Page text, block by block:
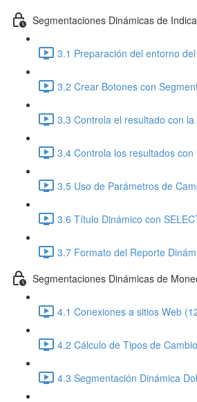
Segmentaciones Dinámicas de
3.1 Preparación del entorno
3.2 Crear Botones con
3.3 Controla el resultado con
3.4 Controla los resultados
3.5 Uso de Parámetros de
3.6 Título Dinámico con
3.7 Formato del Reporte
Segmentaciones Dinámicas de
4.1 Conexiones a sitios Web
4.2 Cálculo de Tipos de
4.3 Segmentación Dinámica